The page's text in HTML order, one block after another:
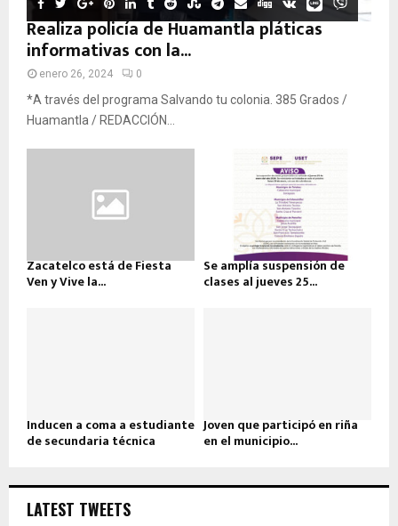
Realiza policía de Huamantla pláticas
informativas con la...
enero 26, 2024 0
*A través del programa Salvando tu colonia. 385 Grados /
Huamantla / REDACCIÓN...
Zacatelco está de Fiesta
Ven y Vive la...
Se amplía suspensión de
clases al jueves 25...
Inducen a coma a estudiante
de secundaria técnica
Joven que participó en riña
en el municipio...
LATEST TWEETS